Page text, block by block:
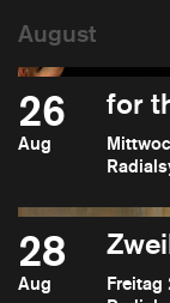
26
Aug
for
28
Aug
Freitag